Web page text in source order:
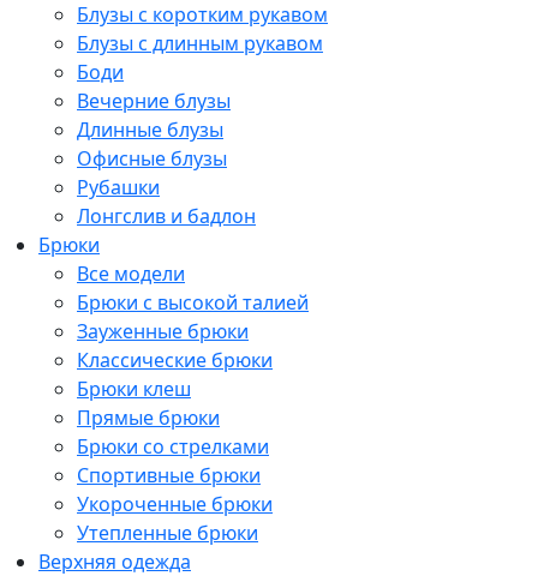
Блузы с коротким рукавом
Блузы с длинным рукавом
Боди
Вечерние блузы
Длинные блузы
Офисные блузы
Рубашки
Лонгслив и бадлон
Брюки
Все модели
Брюки с высокой талией
Зауженные брюки
Классические брюки
Брюки клеш
Прямые брюки
Брюки со стрелками
Спортивные брюки
Укороченные брюки
Утепленные брюки
Верхняя одежда